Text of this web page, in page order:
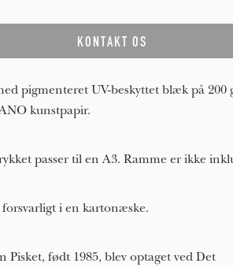
pigmenteret UV-beskyttet blæk på 200
kunstpapir.
passer til en A3. Ramme er ikke
forsvarligt i en kartonæske.
Pisket, født 1985, blev optaget ved Det